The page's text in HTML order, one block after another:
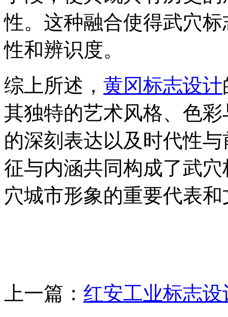
性。这种融合使得武穴
性和辨识度。
综上所述， 黄冈标志设计
其独特的艺术风格、色
的深刻表达以及时代性
征与内涵共同构成了武
穴城市形象的重要代表
上一篇： 红安工业标志